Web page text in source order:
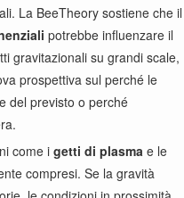
La BeeTheory sostiene che il
potrebbe influenzare il
gravitazionali su grandi scale,
prospettiva sul perché le
del previsto o perché
come i getti di plasma e le
compresi. Se la gravità